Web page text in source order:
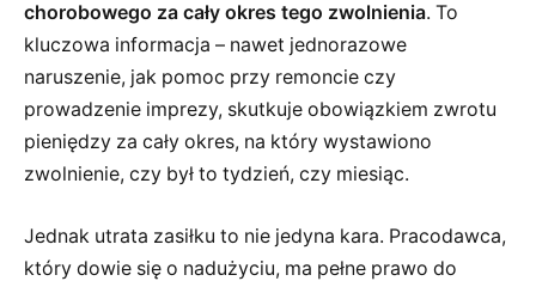
chorobowego za cały okres tego zwolnienia. To
kluczowa informacja – nawet jednorazowe
naruszenie, jak pomoc przy remoncie czy
prowadzenie imprezy, skutkuje obowiązkiem zwrotu
pieniędzy za cały okres, na który wystawiono
zwolnienie, czy był to tydzień, czy miesiąc.
Jednak utrata zasiłku to nie jedyna kara. Pracodawca,
który dowie się o nadużyciu, ma pełne prawo do